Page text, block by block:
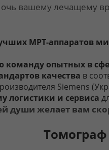
вашему лечащему
МРТ-аппаратов
команду опытных в
качества в
Siemens
логистики и сервиса
души желает вам
Томограф